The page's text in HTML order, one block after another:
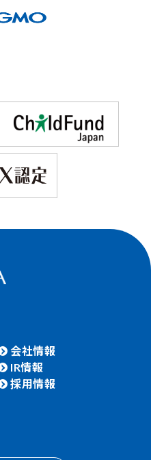
会社情報
IR情報
採用情報